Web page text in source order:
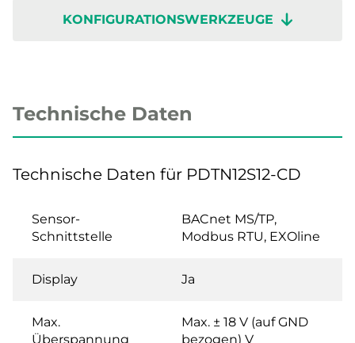
Benutzerfreundlichkeit zusammenkommen.
KONFIGURATIONSWERKZEUGE
Technische Daten
Technische Daten für PDTN12S12-CD
Sensor-
Schnittstelle
BACnet MS/TP,
Modbus RTU, EXOline
Display Ja
Max.
Überspannung
Max. ± 18 V (auf GND
bezogen) V